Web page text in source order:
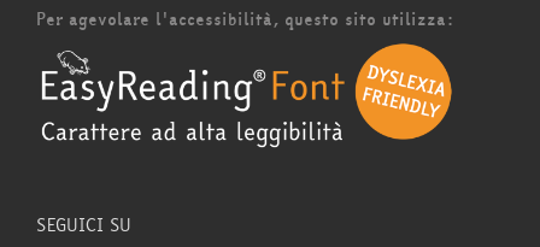
Per agevolare l'accessibilità, questo sito utilizza:
SEGUICI SU